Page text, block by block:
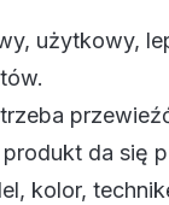
użytkowy,
da się
kolor,